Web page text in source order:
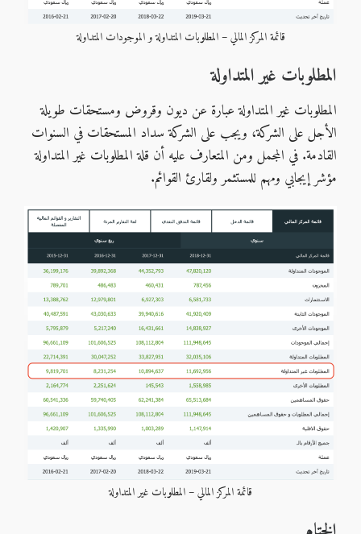
قائمة المركز المالي – المطلوبات المتداولة و الموجودات المتداولة
المطلوبات غير المتداولة
المطلوبات غير المتداولة عبارة عن ديون وقروض ومستحقات طويلة
الأجل على الشركة، ويجب على الشركة سداد المستحقات في السنوات
القادمة. في المجمل ومن المتعارف عليه أن قلة المطلوبات غير المتداولة
مؤشر إيجابي ومهم للمستثمر ولقارئ القوائم.
قائمة المركز المالي – المطلوبات غير المتداولة